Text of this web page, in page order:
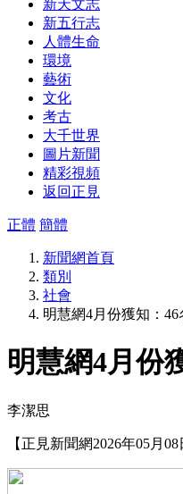
新天文志
新五行志
人體生命
環境
藝術
文化
考古
大千世界
圖片新聞
精彩視頻
返回正見
正體 簡體
新聞網首頁
類別
社會
明慧網4月份獲知：
明慧網4月份
李潔思
【正見新聞網2026年05月08